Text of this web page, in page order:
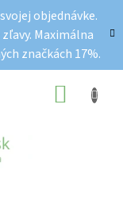
objednávke.
Maximálna
značkách 17%.